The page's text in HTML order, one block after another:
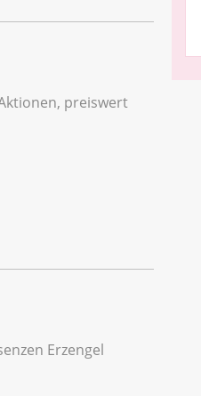
preiswert
Erzengel